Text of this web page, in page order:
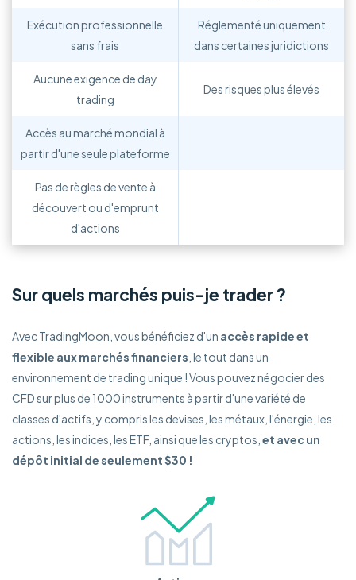
Exécution professionnelle
sans frais
Réglementé uniquement
dans certaines juridictions
Aucune exigence de day
trading
Des risques plus élevés
Accès au marché mondial à
partir d'une seule plateforme
Pas de règles de vente à
découvert ou d'emprunt
d'actions
Sur quels marchés puis-je trader ?
Avec TradingMoon, vous bénéficiez d'un accès rapide et
flexible aux marchés financiers , le tout dans un
environnement de trading unique ! Vous pouvez négocier des
CFD sur plus de 1000 instruments à partir d'une variété de
classes d'actifs, y compris les devises, les métaux, l'énergie, les
actions, les indices, les ETF, ainsi que les cryptos, et avec un
dépôt initial de seulement $30 !